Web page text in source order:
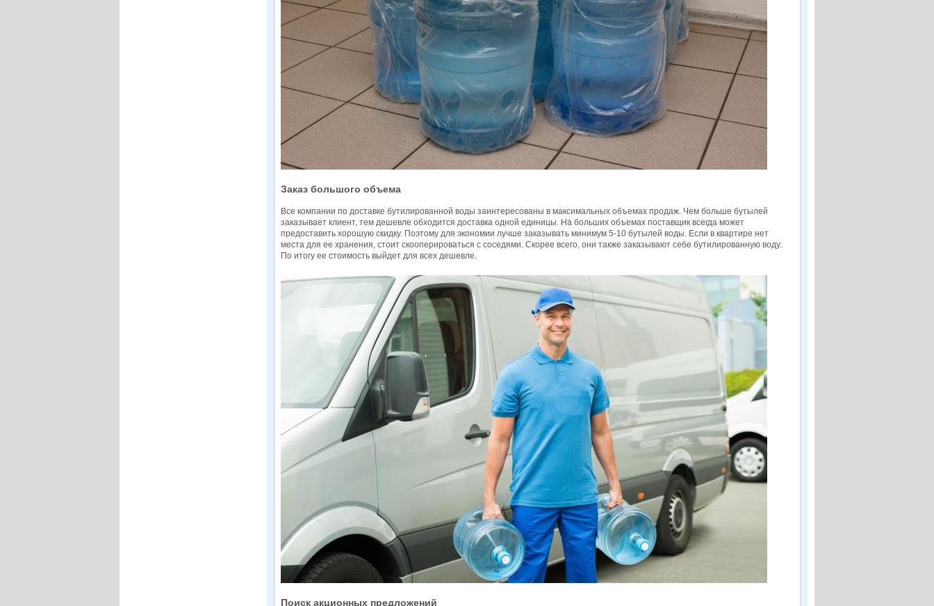
Заказ большого объема
Все компании по доставке бутилированной воды заинтересованы в максимальных объемах продаж. Чем больше бутылей
заказывает клиент, тем дешевле обходится доставка одной единицы. На больших объемах поставщик всегда может
предоставить хорошую скидку. Поэтому для экономии лучше заказывать минимум 5-10 бутылей воды. Если в квартире нет
места для ее хранения, стоит скооперироваться с соседями. Скорее всего, они также заказывают себе бутилированную воду.
По итогу ее стоимость выйдет для всех дешевле.
Поиск акционных предложений